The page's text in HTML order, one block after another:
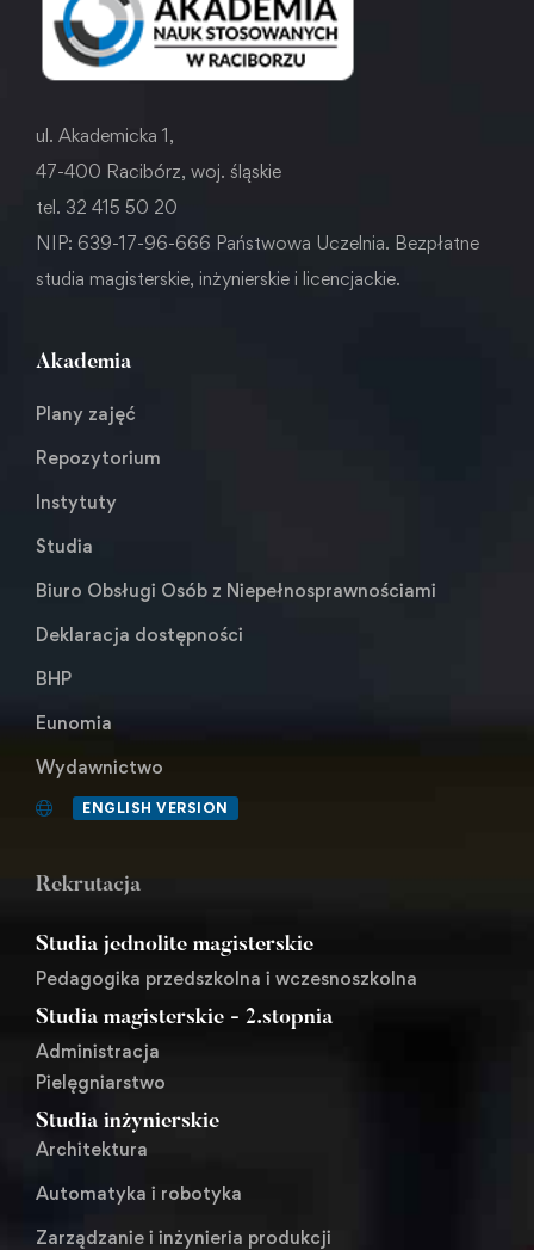
ul. Akademicka 1,
47-400 Racibórz, woj. śląskie
tel. 32 415 50 20
NIP: 639-17-96-666 Państwowa Uczelnia. Bezpłatne
studia magisterskie, inżynierskie i licencjackie.
Akademia
Plany zajęć
Repozytorium
Instytuty
Studia
Biuro Obsługi Osób z Niepełnosprawnościami
Deklaracja dostępności
BHP
Eunomia
Wydawnictwo
ENGLISH VERSION
Rekrutacja
Studia jednolite magisterskie
Pedagogika przedszkolna i wczesnoszkolna
Studia magisterskie - 2.stopnia
Administracja
Pielęgniarstwo
Studia inżynierskie
Architektura
Automatyka i robotyka
Zarządzanie i inżynieria produkcji